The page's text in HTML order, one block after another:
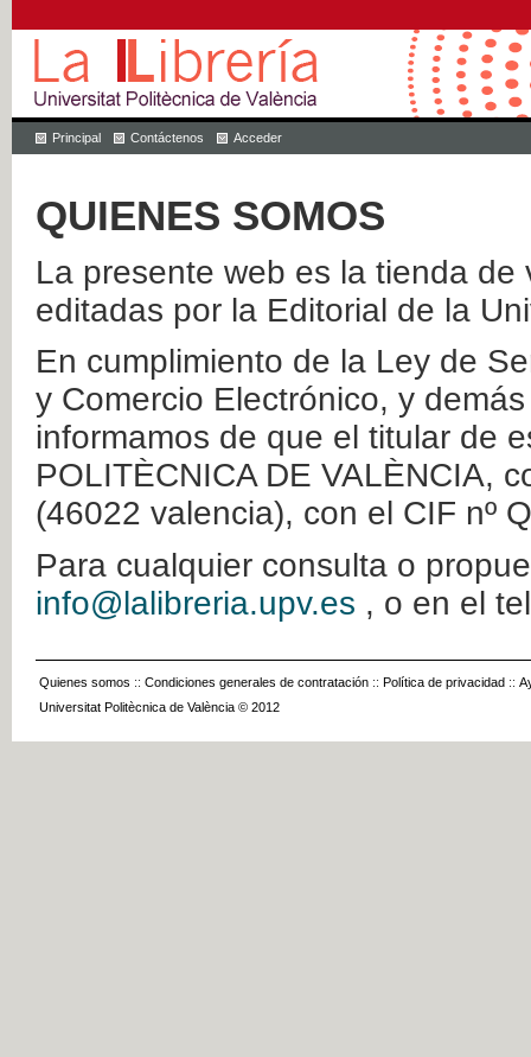
Principal Contáctenos Acceder
QUIENES SOMOS
La presente web es la tienda
editadas por la Editorial de la
En cumplimiento de la Ley de
y Comercio Electrónico, y
informamos de que el titular de
POLITÈCNICA DE VALÈNCIA,
(46022 valencia), con el CIF nº
Para cualquier consulta o
info@lalibreria.upv.es , o en el
Quienes somos :: Condiciones generales de contratación :: Política de privacidad ::
Universitat Politècnica de València © 2012